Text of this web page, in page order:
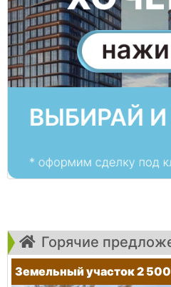
Горячие
Земельный участок 2